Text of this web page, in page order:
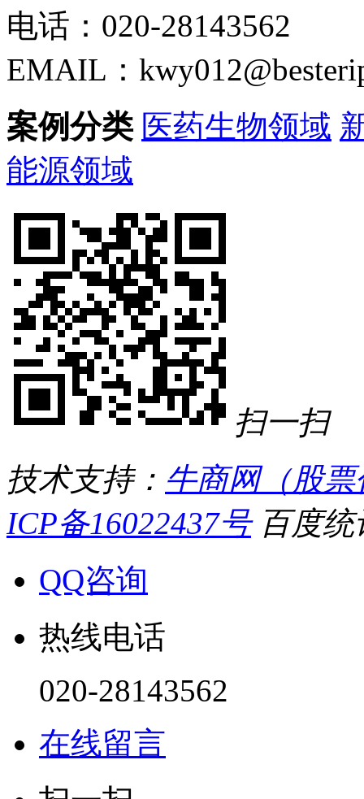
电话：020-28143562
EMAIL：
案例分类 医药生物领域
能源领域
扫一扫
技术支持： 牛商网（股票
ICP备16022437号 百度统
QQ咨询
热线电话
020-28143562
在线留言